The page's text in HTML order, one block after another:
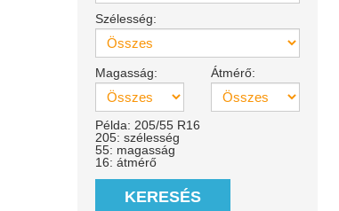
Szélesség:
Magasság: Átmérő:
Példa: 205/55 R16
205: szélesség
55: magasság
16: átmérő
KERESÉS